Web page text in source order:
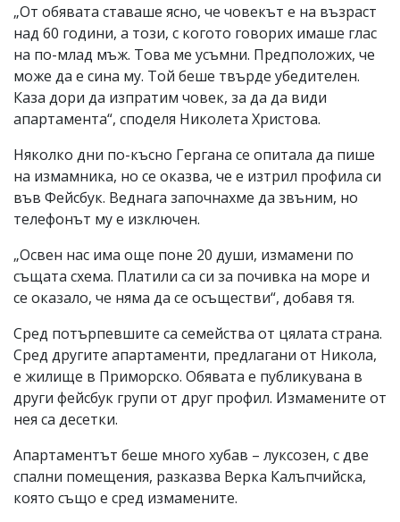
„От обявата ставаше ясно, че човекът е на възраст
над 60 години, а този, с когото говорих имаше глас
на по-млад мъж. Това ме усъмни. Предположих, че
може да е сина му. Той беше твърде убедителен.
Каза дори да изпратим човек, за да да види
апартамента“, споделя Николета Христова.
Няколко дни по-късно Гергана се опитала да пише
на измамника, но се оказва, че е изтрил профила си
във Фейсбук. Веднага започнахме да звъним, но
телефонът му е изключен.
„Освен нас има още поне 20 души, измамени по
същата схема. Платили са си за почивка на море и
се оказало, че няма да се осъществи“, добавя тя.
Сред потърпевшите са семейства от цялата страна.
Сред другите апартаменти, предлагани от Никола,
е жилище в Приморско. Обявата е публикувана в
други фейсбук групи от друг профил. Измамените от
нея са десетки.
Апартаментът беше много хубав – луксозен, с две
спални помещения, разказва Верка Калъпчийска,
която също е сред измамените.